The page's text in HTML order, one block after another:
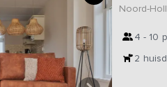
Noord-
4 - 10
2